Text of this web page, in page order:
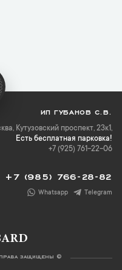
ИП ГУБАНОВ С.В.
Кутузовский проспект, 23к1,
Есть бесплатная парковка!
+7 (925) 761-22-06
+7 (985) 766-28-82
Whatsapp Telegram
защищены ©